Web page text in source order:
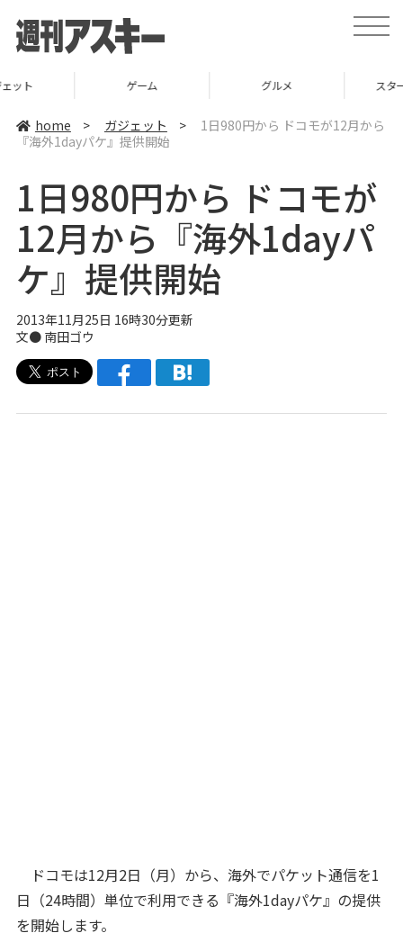
t
o
e
v
t
i
n
home > ガジェット >
1日980円から ドコモが12月から
『海外1dayパケ』提供開始
1日980円から ドコモが
12月から『海外1dayパ
ケ』提供開始
2013年11月25日 16時30分更新
文● 南田ゴウ
ドコモは12月2日（月）から、海外でパケット通信を1
日（24時間）単位で利用できる『海外1dayパケ』の提供
を開始します。